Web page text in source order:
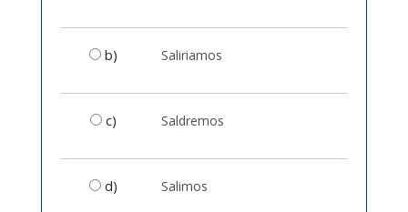
b) Saliriamos
c) Saldremos
d) Salimos